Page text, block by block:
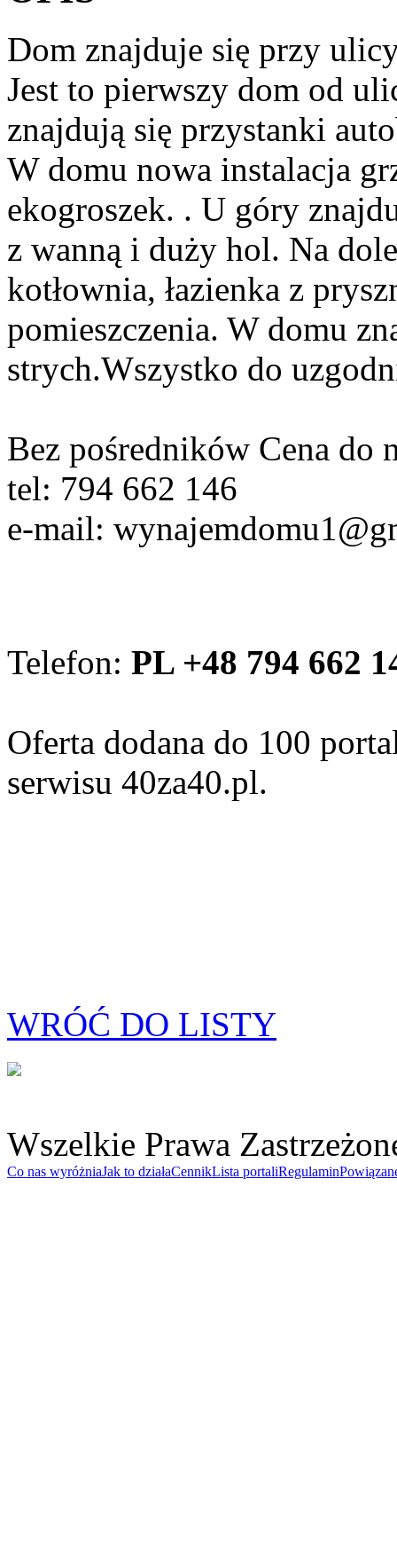
Dom znajduje się przy
Jest to pierwszy dom od
znajdują się przystanki
W domu nowa instalacja
ekogroszek. . U góry
z wanną i duży hol. Na
kotłownia, łazienka z
pomieszczenia. W domu
strych.Wszystko do
Bez pośredników Cena do
tel: 794 662 146
e-mail:
Telefon: PL +48 794 662
Oferta dodana do 100
serwisu 40za40.pl.
WRÓĆ DO LISTY
Wszelkie Prawa
Co nas wyróżniaJak to działaCennikLista portaliRegulamin